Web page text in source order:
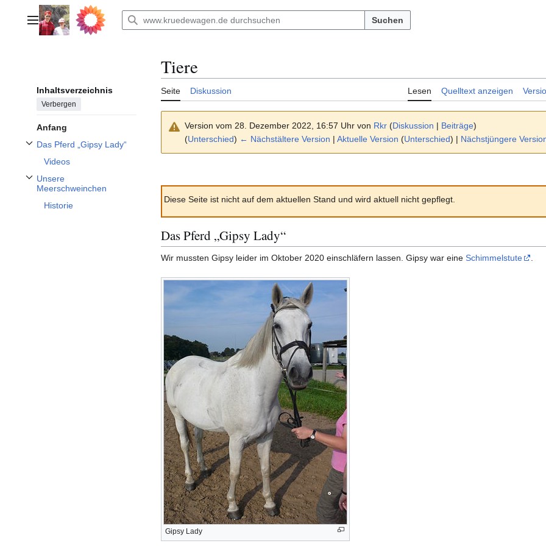
springenHauptmenü Suchen
Inhaltsverzeichnis
Verbergen
Anfang
Das Pferd „Gipsy Lady“
Unterabschnitt Das Pferd „Gipsy Lady“ umschalten
Videos
Unsere
Meerschweinchen
Unterabschnitt Unsere Meerschweinchen umschalten
Historie
Tiere
Seite Diskussion Lesen Quelltext anzeigen
Version vom 28. Dezember 2022, 16:57 Uhr von Rkr (Diskussion | Beiträge)
(Unterschied) ← Nächstältere Version | Aktuelle Version (Unterschied) | Nächstjüngere
Diese Seite ist nicht auf dem aktuellen Stand und wird aktuell nicht gepflegt.
Das Pferd „Gipsy Lady“
Wir mussten Gipsy leider im Oktober 2020 einschläfern lassen. Gipsy war eine Schimmelstute
Gipsy Lady